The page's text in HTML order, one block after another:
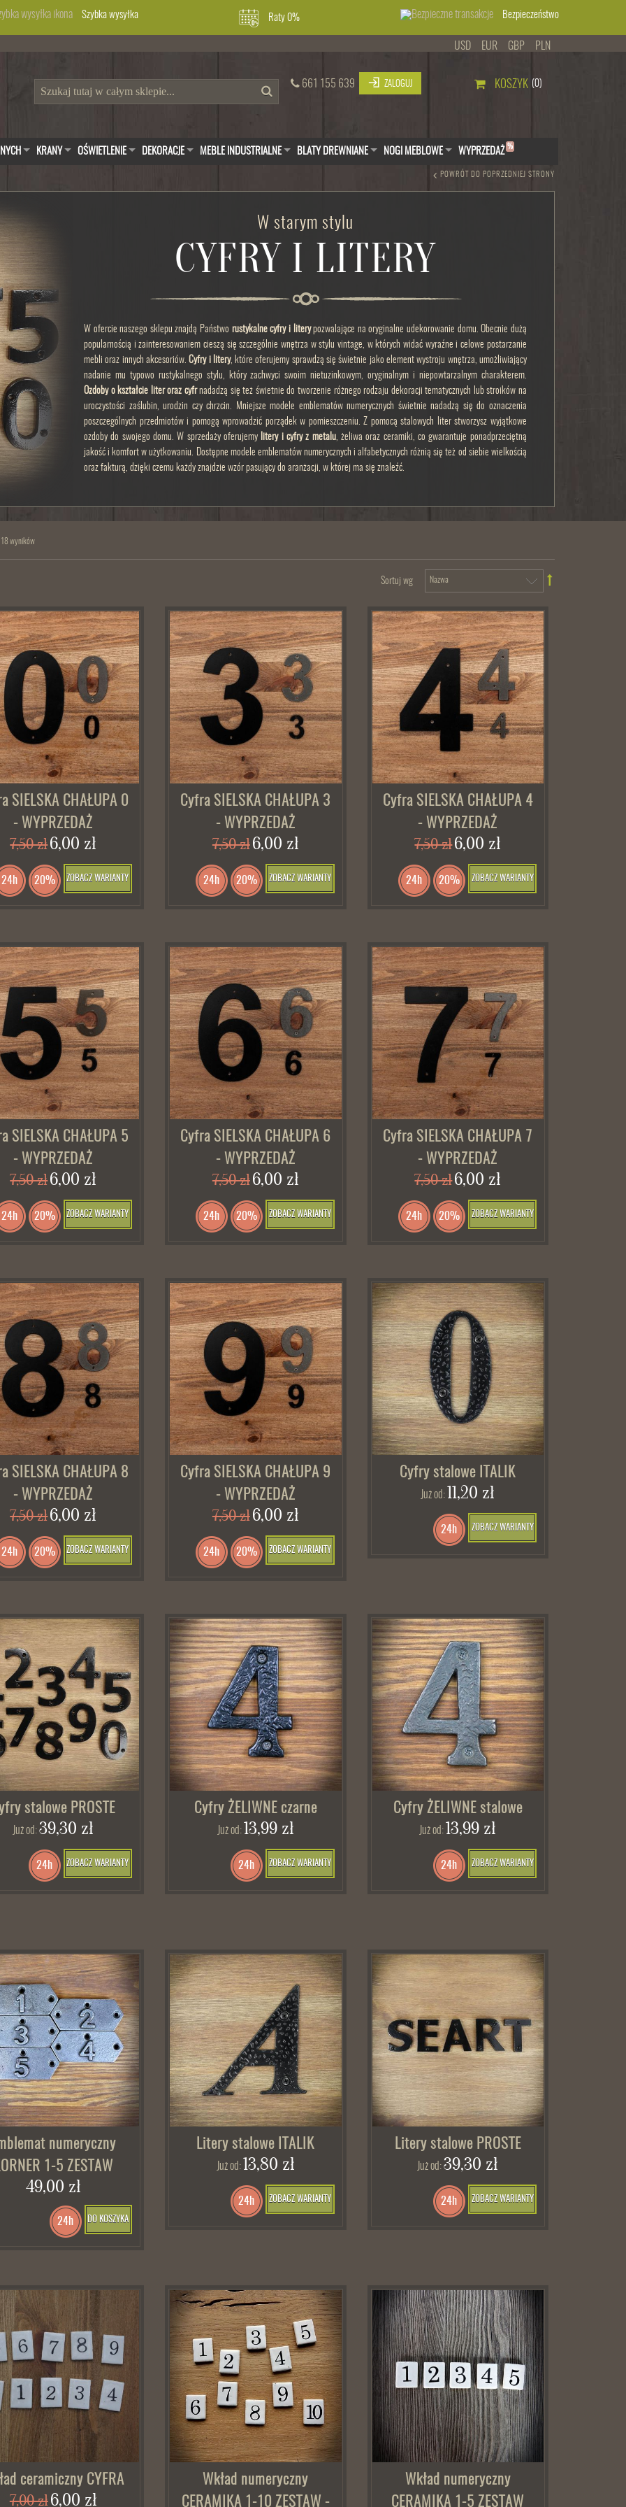
Szybka wysyłka Raty 0% Bezpieczeństwo
USD EUR GBP PLN
661 155 639 ZALOGUJ KOSZYK (0)
KRANY OŚWIETLENIE DEKORACJE MEBLE INDUSTRIALNE BLATY DREWNIANE NOGI MEBLOWE WYPRZEDAŻ %
POWRÓT DO POPRZEDNIEJ STRONY
W starym stylu
CYFRY I LITERY
W ofercie naszego sklepu znajdą Państwo rustykalne cyfry i literypozwalające na oryginalne udekorowanie domu. Obecnie dużą
popularnością i zainteresowaniem cieszą się szczególnie wnętrza w stylu vintage, w których widać wyraźne i celowe postarzanie
mebli oraz innych akcesoriów.Cyfry i litery, które oferujemy sprawdzą się świetnie jako element wystroju wnętrza, umożliwiający
nadanie mu typowo rustykalnego stylu, który zachwyci swoim nietuzinkowym, oryginalnym i niepowtarzalnym charakterem.
Ozdoby o kształcie liter oraz cyfrnadadzą się też świetnie do tworzenie różnego rodzaju dekoracji tematycznych lub stroików na
uroczystości zaślubin, urodzin czy chrzcin. Mniejsze modele emblematów numerycznych świetnie nadadzą się do oznaczenia
poszczególnych przedmiotów i pomogą wprowadzić porządek w pomieszczeniu. Z pomocą stalowych liter stworzysz wyjątkowe
ozdoby do swojego domu. W sprzedaży oferujemy litery i cyfry z metalu, żeliwa oraz ceramiki, co gwarantuje ponadprzeciętną
jakość i komfort w użytkowaniu. Dostępne modele emblematów numerycznych i alfabetycznych różnią się też od siebie wielkością
oraz fakturą, dzięki czemu każdy znajdzie wzór pasujący do aranżacji, w której ma się znaleźć.
wyników
Sortuj wg
SIELSKA CHAŁUPA 0
- WYPRZEDAŻ
7,50 zł6,00 zł
ZOBACZ WARIANTY
24h 20%
Cyfra SIELSKA CHAŁUPA 3
- WYPRZEDAŻ
7,50 zł6,00 zł
ZOBACZ WARIANTY
24h 20%
Cyfra SIELSKA CHAŁUPA 4
- WYPRZEDAŻ
7,50 zł6,00 zł
ZOBACZ WARIANTY
24h 20%
SIELSKA CHAŁUPA 5
- WYPRZEDAŻ
7,50 zł6,00 zł
ZOBACZ WARIANTY
24h 20%
Cyfra SIELSKA CHAŁUPA 6
- WYPRZEDAŻ
7,50 zł6,00 zł
ZOBACZ WARIANTY
24h 20%
Cyfra SIELSKA CHAŁUPA 7
- WYPRZEDAŻ
7,50 zł6,00 zł
ZOBACZ WARIANTY
24h 20%
SIELSKA CHAŁUPA 8
- WYPRZEDAŻ
7,50 zł6,00 zł
ZOBACZ WARIANTY
24h 20%
Cyfra SIELSKA CHAŁUPA 9
- WYPRZEDAŻ
7,50 zł6,00 zł
ZOBACZ WARIANTY
24h 20%
Cyfry stalowe ITALIK
Już od: 11,20 zł
ZOBACZ WARIANTY
24h
stalowe PROSTE
Już od: 39,30 zł
ZOBACZ WARIANTY
24h
Cyfry ŻELIWNE czarne
Już od:13,99 zł
ZOBACZ WARIANTY
24h
Cyfry ŻELIWNE stalowe
Już od: 13,99 zł
ZOBACZ WARIANTY
24h
numeryczny
1-5 ZESTAW
49,00 zł
DO KOSZYKA
24h
Litery stalowe ITALIK
Już od:13,80 zł
ZOBACZ WARIANTY
24h
Litery stalowe PROSTE
Już od: 39,30 zł
ZOBACZ WARIANTY
24h
ceramiczny CYFRA
7,00 zł6,00 zł
Wkład numeryczny
CERAMIKA 1-10 ZESTAW -
Wkład numeryczny
CERAMIKA 1-5 ZESTAW